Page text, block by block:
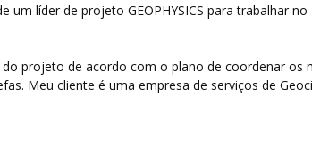
líder de projeto GEOPHYSICS para trabalhar no
projeto de acordo com o plano de coordenar os
Meu cliente é uma empresa de serviços de